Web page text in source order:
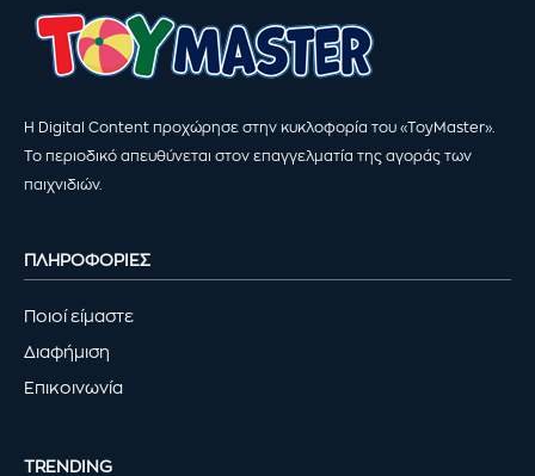
Η Digital Content προχώρησε στην κυκλοφορία του «ToyMaster».
Το περιοδικό απευθύνεται στον επαγγελματία της αγοράς των
παιχνιδιών.
ΠΛΗΡΟΦΟΡΙΕΣ
Ποιοί είμαστε
Διαφήμιση
Επικοινωνία
TRENDING